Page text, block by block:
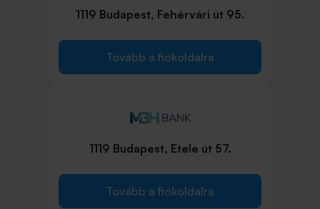
1119 Budapest, Fehérvári út 95.
Tovább a fiókoldalra
1119 Budapest, Etele út 57.
Tovább a fiókoldalra